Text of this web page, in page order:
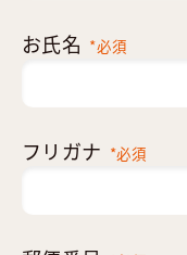
お氏名 *必須
フリガナ *必須